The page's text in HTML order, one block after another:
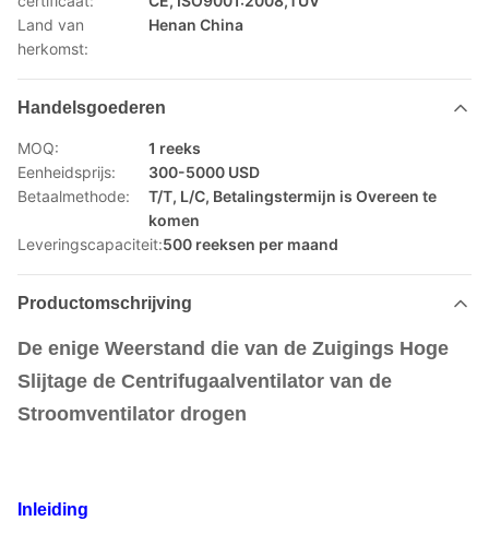
Land van
herkomst:
Henan China
Handelsgoederen
MOQ:
1 reeks
Eenheidsprijs:
300-5000 USD
Betaalmethode:
T/T, L/C, Betalingstermijn is Overeen te
komen
Leveringscapaciteit:500 reeksen per maand
Productomschrijving
De enige Weerstand die van de Zuigings Hoge
Slijtage de Centrifugaalventilator van de
Stroomventilator drogen
Inleiding